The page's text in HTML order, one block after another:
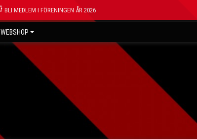
BLI MEDLEM I FÖRENINGEN ÅR 2026
WEBSHOP